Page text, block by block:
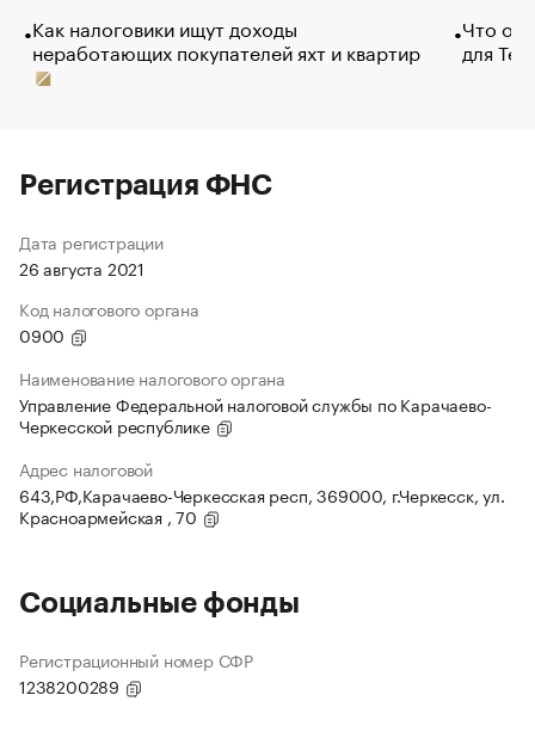
Как налоговики ищут доходы
неработающих покупателей яхт и квартир
Что
для
Регистрация ФНС
Дата регистрации
26 августа 2021
Код налогового органа
0900
Наименование налогового органа
Управление Федеральной налоговой службы по Карачаево-
Черкесской республике
Адрес налоговой
643,РФ,Карачаево-Черкесская респ, 369000, г.Черкесск, ул.
Красноармейская , 70
Социальные фонды
Регистрационный номер СФР
1238200289